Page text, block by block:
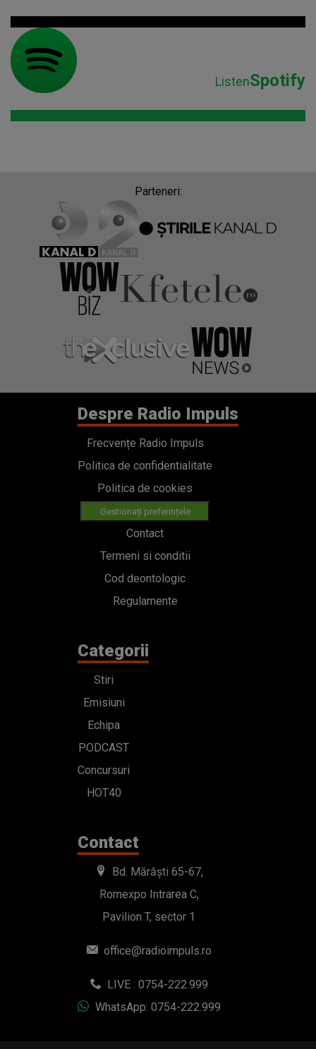
ListenSpotify
Parteneri:
Despre Radio Impuls
Frecvențe Radio Impuls
Politica de confidentialitate
Politica de cookies
Gestionați preferințele
Contact
Termeni si conditii
Cod deontologic
Regulamente
Categorii
Stiri
Emisiuni
Echipa
PODCAST
Concursuri
HOT40
Contact
Bd. Mărăști 65-67,
Romexpo Intrarea C,
Pavilion T, sector 1
office@radioimpuls.ro
LIVE : 0754-222.999
WhatsApp: 0754-222.999